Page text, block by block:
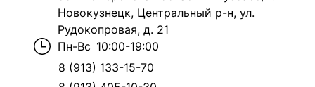
Новокузнецк, Центральный р-н, ул.
Рудокопровая, д. 21
Пн-Вс 10:00-19:00
8 (913) 133-15-70